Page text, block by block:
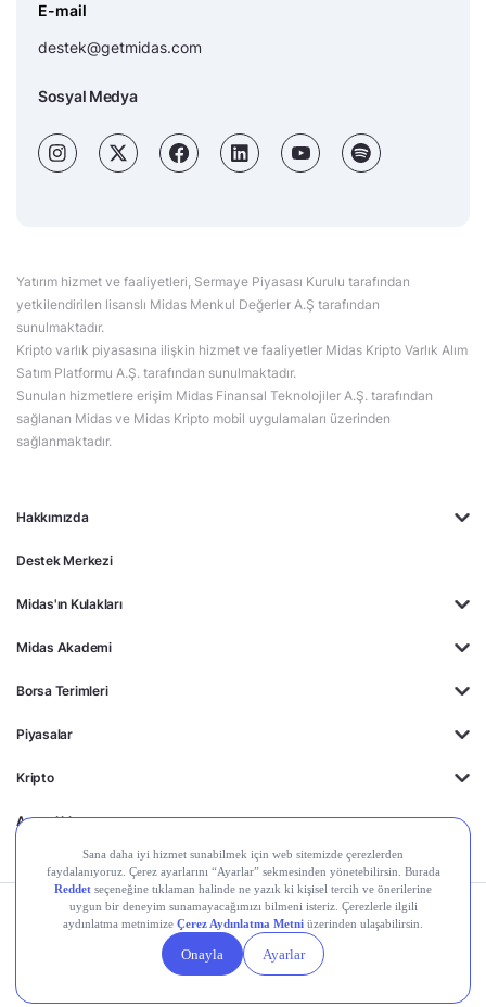
Hakkımızda
Destek Merkezi
Midas'ın Kulakları
Midas Akademi
Borsa Terimleri
Piyasalar
Kripto
Ayrıcalıklar
E-mail
destek@getmidas.com
Sosyal Medya
Yatırım hizmet ve faaliyetleri, Sermaye Piyasası Kurulu tarafından
yetkilendirilen lisanslı Midas Menkul Değerler A.Ş tarafından
sunulmaktadır.
Kripto varlık piyasasına ilişkin hizmet ve faaliyetler Midas Kripto Varlık Alım
Satım Platformu A.Ş. tarafından sunulmaktadır.
Sunulan hizmetlere erişim Midas Finansal Teknolojiler A.Ş. tarafından
sağlanan Midas ve Midas Kripto mobil uygulamaları üzerinden
sağlanmaktadır.
Kişisel Verilerin
Gizlilik
Yasal
Duyurular
Çerez